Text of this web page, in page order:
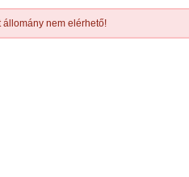
állomány nem elérhető!